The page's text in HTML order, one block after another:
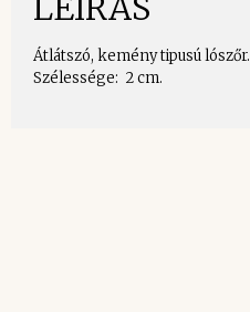
Átlátszó, kemény tipusú lószőr.
Szélessége: 2 cm.